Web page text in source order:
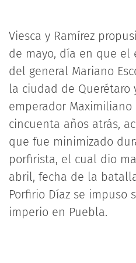
Viesca y Ramírez
de mayo, día en que el
del general Mariano
la ciudad de Querétaro
emperador
cincuenta años atrás,
que fue minimizado
porfirista, el cual dio
abril, fecha de la
Porfirio Díaz se impuso
imperio en Puebla.